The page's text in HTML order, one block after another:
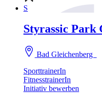
S
Styrassic Park
Bad Gleichenberg
SporttrainerIn
FitnesstrainerIn
Initiativ bewerben